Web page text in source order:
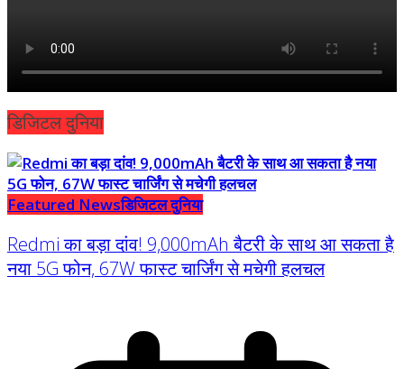
डिजिटल दुनिया
Featured Newsडिजिटल दुनिया
Redmi का बड़ा दांव! 9,000mAh बैटरी के साथ आ सकता है
नया 5G फोन, 67W फास्ट चार्जिंग से मचेगी हलचल